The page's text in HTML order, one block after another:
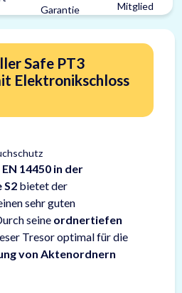
Safe PT3
Elektronikschloss
14450 in der
S2 bietet der
sehr guten
seine ordnertiefen
Tresor optimal für die
von Aktenordnern